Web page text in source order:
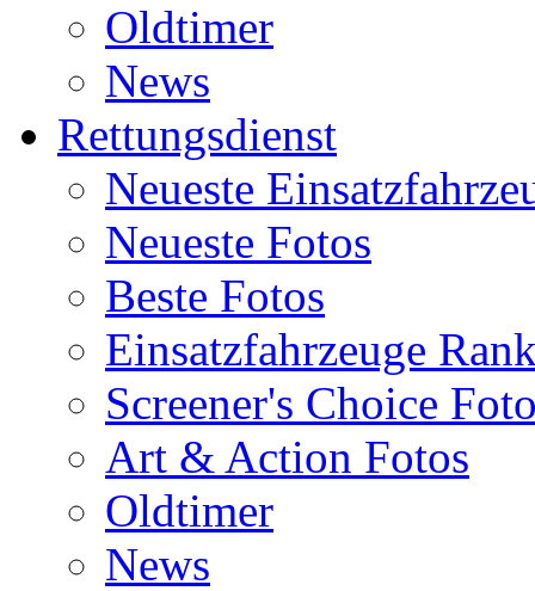
Oldtimer
News
Rettungsdienst
Neueste
Neueste Fotos
Beste Fotos
Einsatzfahrzeuge
Screener's Choice
Art & Action Fotos
Oldtimer
News